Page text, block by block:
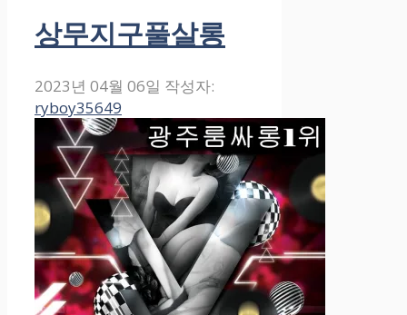
상무지구풀살롱
2023년 04월 06일 작성자:
ryboy35649